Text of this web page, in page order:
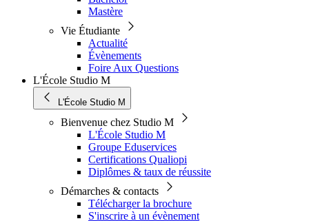
Mastère
Vie Étudiante
Actualité
Évènements
Foire Aux Questions
L'École Studio M
L'École Studio M
Bienvenue chez Studio M
L'École Studio M
Groupe Eduservices
Certifications Qualiopi
Diplômes & taux de réussite
Démarches & contacts
Télécharger la brochure
S'inscrire à un évènement